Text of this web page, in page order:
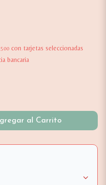
con tarjetas seleccionadas
bancaria
al Carrito